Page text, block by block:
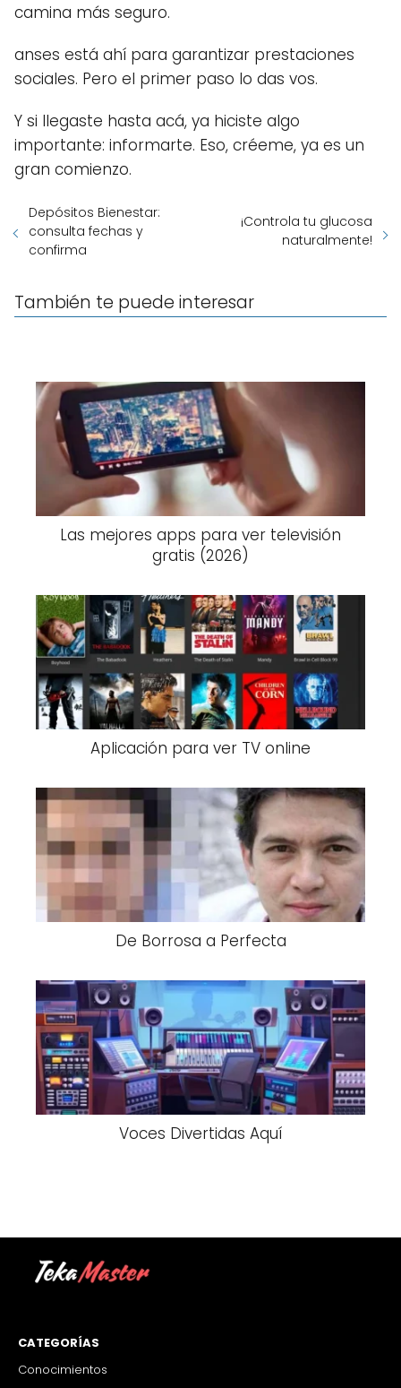
camina más seguro.
anses está ahí para garantizar prestaciones
sociales. Pero el primer paso lo das vos.
Y si llegaste hasta acá, ya hiciste algo
importante: informarte. Eso, créeme, ya es un
gran comienzo.
Depósitos Bienestar:
consulta fechas y
confirma
¡Controla tu glucosa
naturalmente!
También te puede interesar
Las mejores apps para ver televisión
gratis (2026)
Aplicación para ver TV online
De Borrosa a Perfecta
Voces Divertidas Aquí
CATEGORÍAS
Conocimientos